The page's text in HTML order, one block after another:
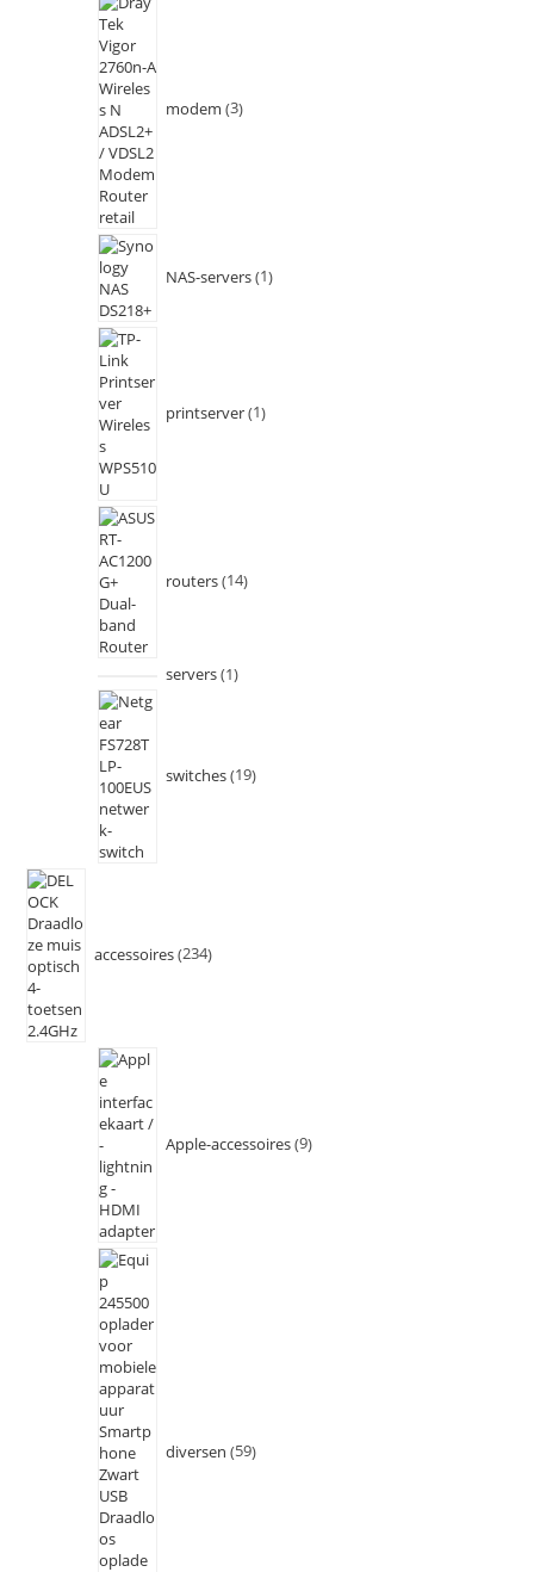
modem 3
NAS-servers 1
printserver 1
routers 14
servers 1
switches 19
accessoires 234
Apple-accessoires 9
diversen 59